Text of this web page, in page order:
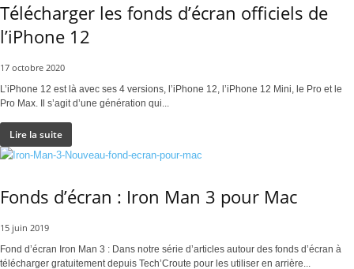
Télécharger les fonds d’écran officiels de
l’iPhone 12
17 octobre 2020
L’iPhone 12 est là avec ses 4 versions, l’iPhone 12, l’iPhone 12 Mini, le Pro et le
Pro Max. Il s’agit d’une génération qui...
Lire la suite
Fonds d’écran : Iron Man 3 pour Mac
15 juin 2019
Fond d’écran Iron Man 3 : Dans notre série d’articles autour des fonds d’écran à
télécharger gratuitement depuis Tech’Croute pour les utiliser en arrière...